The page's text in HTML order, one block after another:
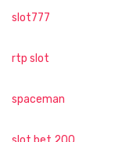
slot777
rtp slot
spaceman